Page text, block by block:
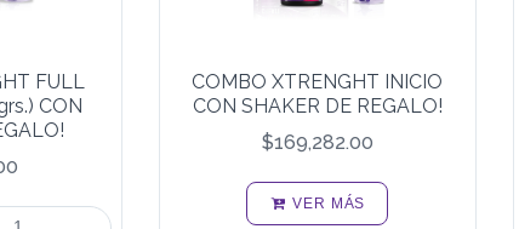
FULL
CON
COMBO XTRENGHT INICIO
CON SHAKER DE REGALO!
$169,282.00
VER MÁS